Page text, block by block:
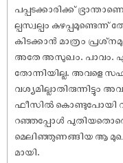
പപ്പടക്കാരിക്ക്
ല്പസ്വല്പം
കിടക്കാൻ മാത്രം
അതേ അസുഖം. പാവം.
തോന്നിയില്ല. അവളെ
വശ്യമില്ലാതിരുന്നിട്ടും
ഫീസിൽ കൊണ്ടുപോയി
റഞ്ഞപ്പോൾ
മെലിഞ്ഞുണങ്ങിയ ആ
മായി.